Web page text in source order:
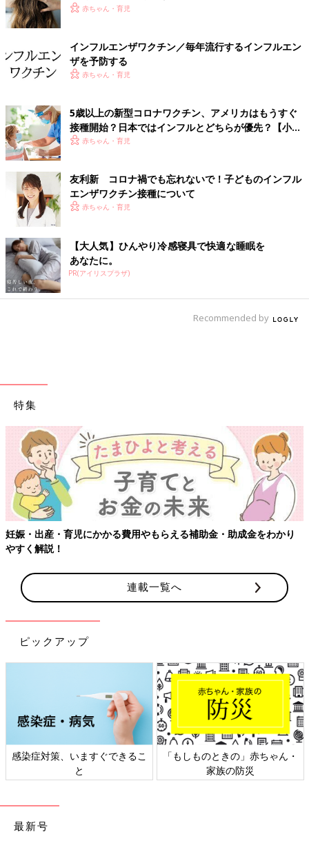
「インフルエンザかな？」と思ったら、むやみにほかの人と接触
う。治療薬は指示されたとおりに服薬すること、指示された期間
は外出を避けることが大事です。
たあと2日（幼児の場合は3日）を経過するまで」を出席停止期間
としています（ただし、病状により医師が感染のおそれがないと
認めたときは、期間が変更になることがあります）。
ワクチン接種のほかにも、自分でできる予防策は
何？
インフルエンザ流行に備えてできる予防策としては、以下の４つ
が挙げられます。
①流行前のワクチン接種
→家族がワクチンを打って感染を防ぎましょう
④十分な睡眠とバランスのよい食事
→免疫力を高めるのに有効です
インフルエンザワクチンは発症後の重症化や死亡リスクを減らす
効果がありますが、接種していればインフルエンザにかからない
わけではありません。ワクチンを接種しないでインフルエンザに
かかった人のうち、ワクチンを接種していれば防ぐことができた
人の割合を“有効率”と言います。成人では50〜60％、
１才以上の
小児では20〜60％、６カ月〜１才未満の乳児ではさらに効果は
下がると言われています。
有効率から考えると、１才未満の乳児はお子さん自身が積極的に
ワクチン接種するよりも、家族からの感染を防ぐために、家族が
方が意義が大きいです。ただし1才未満で集団生活をしているよ
うな、感染機会の多いお子さんには、お子さん自身に接種するこ
また、マスクや手洗いの徹底は小さな子どもたちにとってはなか
なか難しいものです。集団生活の場である
流行している時には、お子さんの症状に注意して早めに対応して
あげること、またお子さん自身が感染を広げないことが大切で
【保健師監修】インフルエンザにかから
ないために。赤ちゃんと人込みに行くと
きの予防対策
インフルエンザの患者数が過去最多といわれて
いる今季。できるだけ人が多い場所には行きた
クリニックで診療していると、家族内でインフルエンザ感染者が
１人出ると、数日後にまた1人、さらに数日後にもう1人…と、
赤ちゃん・育児
インフルエンザワクチン／毎年流行するインフルエン
ザを予防する
赤ちゃん・育児
5歳以上の新型コロナワクチン、アメリカはもうすぐ
接種開始？日本ではインフルとどちらが優先？【小児
科医】
赤ちゃん・育児
友利新 コロナ禍でも忘れないで！子どものインフル
エンザワクチン接種について
赤ちゃん・育児
【大人気】ひんやり冷感寝具で快適な睡眠を
あなたに。
PR(アイリスプラザ)
Recommended by
特集
妊娠・出産・育児にかかる費用やもらえる補助金・助成金をわかり
やすく解説！
連載一覧へ
ピックアップ
感染症対策、いますぐできるこ
と
「もしものときの」赤ちゃん・
家族の防災
最新号